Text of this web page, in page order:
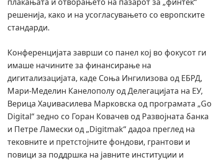
решенија, како и на усогласувањето со европските
стандарди.
Конференцијата заврши со панел кој во фокусот ги
имаше начините за финансирање на
дигитализацијата, каде Соња Ингилизова од ЕБРД,
Мари-Меделин Канелополу од Делегацијата на ЕУ,
Верица Хaџивасилева Марковска од програмата „Go
Digital“ зедно со Горан Ковачев од Развојната банка
и Петре Ламески од „Digitmak“ дадоа преглед на
тековните и претстојните фондови, грантови и
повици за поддршка на јавните институции и